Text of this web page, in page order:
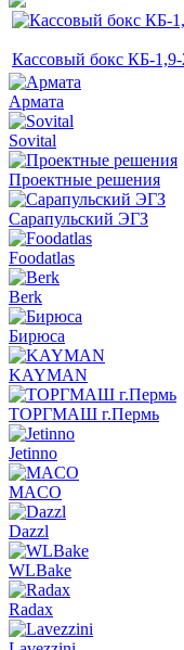
Кассовый бокс КБ-
Армата
Sovital
Проектные решения
Сарапульский ЭГЗ
Foodatlas
Berk
Бирюса
KAYMAN
ТОРГМАШ г.Пермь
Jetinno
MACO
Dazzl
WLBake
Radax